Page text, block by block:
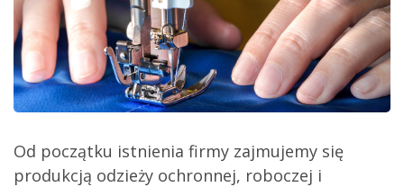
Od początku istnienia firmy zajmujemy się
produkcją odzieży ochronnej, roboczej i